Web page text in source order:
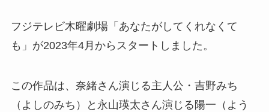
フジテレビ木曜劇場「あなたがしてくれなくて
も」が2023年4月からスタートしました。
この作品は、奈緒さん演じる主人公・吉野みち
（よしのみち）と永山瑛太さん演じる陽一（よう